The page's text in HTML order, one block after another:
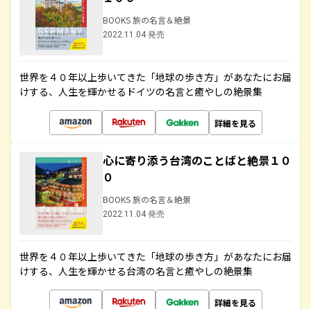
BOOKS 旅の名言＆絶景
2022.11.04 発売
世界を４０年以上歩いてきた「地球の歩き方」があなたにお届
けする、人生を輝かせるドイツの名言と癒やしの絶景集
詳細を見る
心に寄り添う台湾のことばと絶景１０
０
BOOKS 旅の名言＆絶景
2022.11.04 発売
世界を４０年以上歩いてきた「地球の歩き方」があなたにお届
けする、人生を輝かせる台湾の名言と癒やしの絶景集
詳細を見る